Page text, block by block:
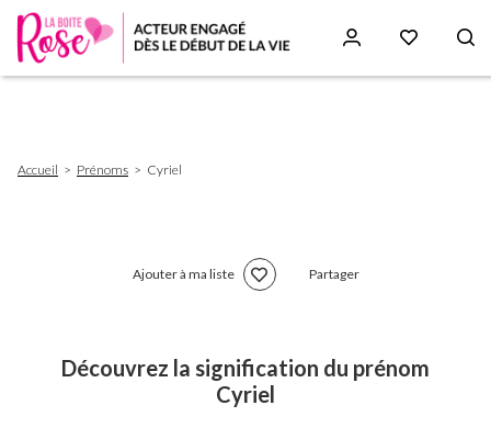
d'Ariane
Accueil Prénoms Cyriel
Ajouter à ma liste Partager
Découvrez la signification du prénom
Cyriel